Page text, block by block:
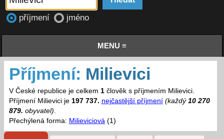
příjmení jméno
MENU ≡
Příjmení: Milievici
V České republice je celkem 1člověk s příjmením Milievici.
Příjmení Milievici je 197 737. nejčastější příjmení (každý 10 270
879. obyvatel).
Přechýlená forma: Milieviciová(1)